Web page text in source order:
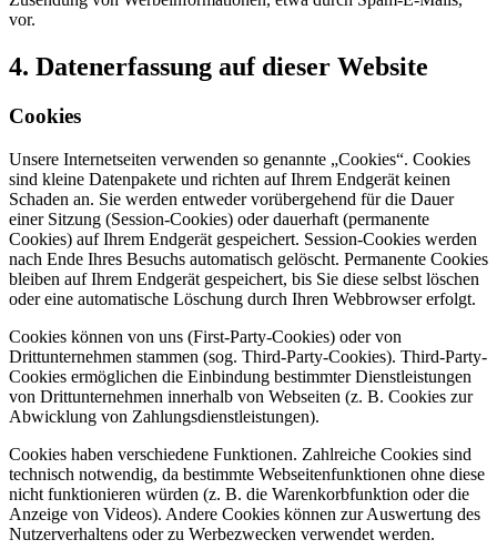
vor.
4. Datenerfassung auf dieser Website
Cookies
Unsere Internetseiten verwenden so genannte „Cookies“. Cookies
sind kleine Datenpakete und richten auf Ihrem Endgerät keinen
Schaden an. Sie werden entweder vorübergehend für die Dauer
einer Sitzung (Session-Cookies) oder dauerhaft (permanente
Cookies) auf Ihrem Endgerät gespeichert. Session-Cookies werden
nach Ende Ihres Besuchs automatisch gelöscht. Permanente Cookies
bleiben auf Ihrem Endgerät gespeichert, bis Sie diese selbst löschen
oder eine automatische Löschung durch Ihren Webbrowser erfolgt.
Cookies können von uns (First-Party-Cookies) oder von
Drittunternehmen stammen (sog. Third-Party-Cookies). Third-Party-
Cookies ermöglichen die Einbindung bestimmter Dienstleistungen
von Drittunternehmen innerhalb von Webseiten (z. B. Cookies zur
Abwicklung von Zahlungsdienstleistungen).
Cookies haben verschiedene Funktionen. Zahlreiche Cookies sind
technisch notwendig, da bestimmte Webseitenfunktionen ohne diese
nicht funktionieren würden (z. B. die Warenkorbfunktion oder die
Anzeige von Videos). Andere Cookies können zur Auswertung des
Nutzerverhaltens oder zu Werbezwecken verwendet werden.